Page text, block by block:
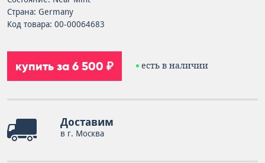
Страна: Germany
Код товара: 00-00064683
купить за 6 500 ₽ есть в наличии
Доставим
в г. Москва